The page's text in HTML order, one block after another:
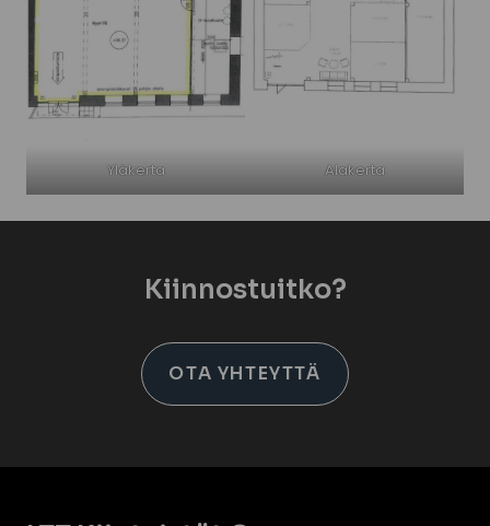
Yläkerta Alakerta
Kiinnostuitko?
OTA YHTEYTTÄ